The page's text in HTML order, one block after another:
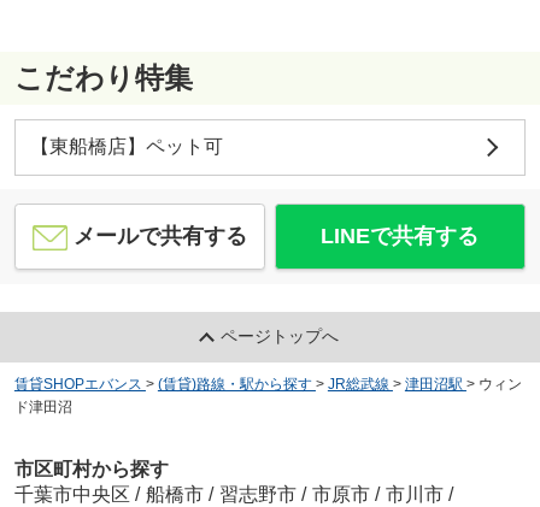
こだわり特集
【東船橋店】ペット可
メールで共有する LINEで共有する
ページトップへ
賃貸SHOPエバンス > (賃貸)路線・駅から探す > JR総武線 > 津田沼駅 > ウィン
ド津田沼
市区町村から探す
千葉市中央区 / 船橋市 / 習志野市 / 市原市 / 市川市 /